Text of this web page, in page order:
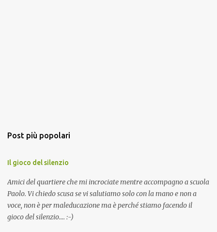
Post più popolari
Il gioco del silenzio
Amici del quartiere che mi incrociate mentre accompagno a scuola
Paolo. Vi chiedo scusa se vi salutiamo solo con la mano e non a
voce, non è per maleducazione ma è perché stiamo facendo il
gioco del silenzio.... :-)